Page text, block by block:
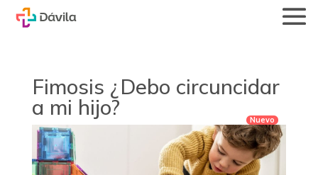
Fimosis ¿Debo circuncidar
a mi hijo?